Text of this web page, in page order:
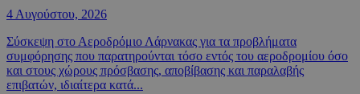
4 Αυγούστου, 2026
Σύσκεψη στο Αεροδρόμιο Λάρνακας για τα προβλήματα
συμφόρησης που παρατηρούνται τόσο εντός του αεροδρομίου όσο
και στους χώρους πρόσβασης, αποβίβασης και παραλαβής
επιβατών, ιδιαίτερα κατά...